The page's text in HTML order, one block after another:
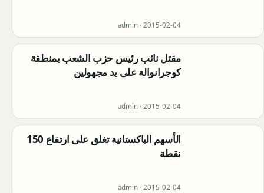
admin · 2015-02-04
مقتل نائب رئيس حزب الشعب بمنطقة
كوجرانوالة على يد مجهولين
admin · 2015-02-04
الأسهم الباكستانية تغلق على ارتفاع 150
نقطة
admin · 2015-02-04